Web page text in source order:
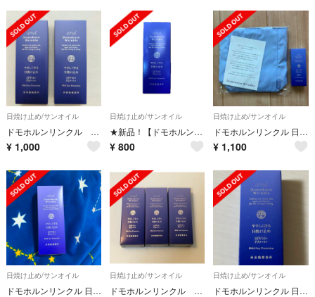
日焼け止め/サンオイル
ドモホルンリンクル 日焼け止め 2本
¥ 1,000
日焼け止め/サンオイル
★新品！【ドモホルンリンクル】日焼け止め乳液
¥ 800
日焼け止め/サンオイル
ドモホルンリンクル 日焼け止め オリジナルバッグ
¥ 1,100
日焼け止め/サンオイル
ドモホルンリンクル 日焼け止め(全身用)
日焼け止め/サンオイル
ドモホルンリンクル 日焼け止め✖️3
日焼け止め/サンオイル
ドモホルンリンクル 日焼け止め乳液